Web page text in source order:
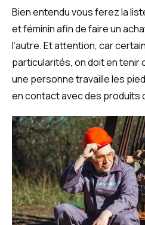
Bien entendu vous ferez la
et féminin afin de faire un
l’autre. Et attention, car
particularités, on doit en tenir
une personne travaille les
en contact avec des produits